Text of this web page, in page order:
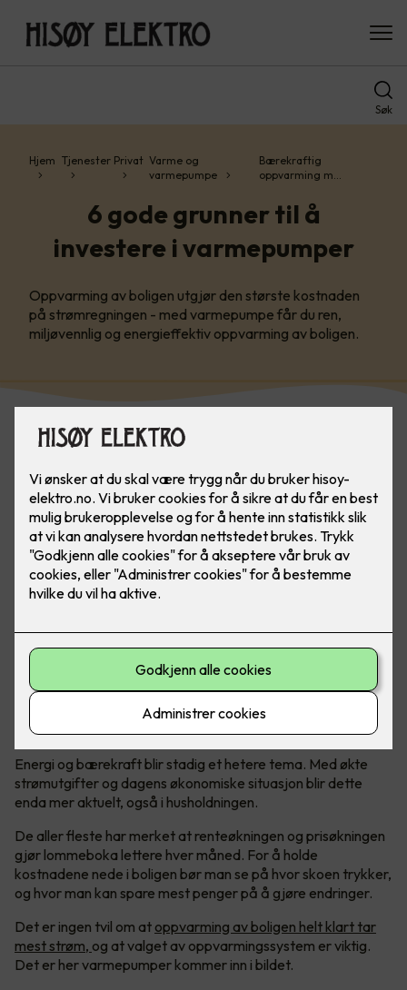
Søk
Hjem Tjenester Privat Varme og
varmepumpe
Bærekraftig
oppvarming m…
6 gode grunner til å
investere i varmepumper
Oppvarming av boligen utgjør den største kostnaden
på strømregningen - med varmepumpe får du ren,
miljøvennlig og energieffektiv oppvarming av boligen.
Moderne varmepumper har utviklet seg veldig de siste
årene, både på design og teknologi.
Hvordan holde kostnadene nede?
Energi og bærekraft blir stadig et hetere tema. Med økte
strømutgifter og dagens økonomiske situasjon blir dette
enda mer aktuelt, også i husholdningen.
De aller fleste har merket at renteøkningen og prisøkningen
gjør lommeboka lettere hver måned. For å holde
kostnadene nede i boligen bør man se på hvor skoen trykker,
og hvor man kan spare mest penger på å gjøre endringer.
Det er ingen tvil om at oppvarming av boligen helt klart tar
mest strøm, og at valget av oppvarmingssystem er viktig.
Det er her varmepumper kommer inn i bildet.